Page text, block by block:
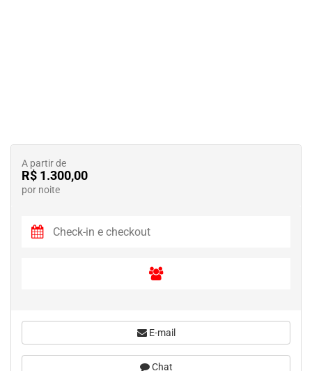
A partir de
R$ 1.300,00
por noite
E-mail
Chat